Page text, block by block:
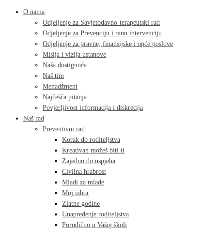
O nama
Odjeljenje za Savjetodavno-terapeutski rad
Odjeljenje za Prevenciju i ranu intervenciju
Odjeljenje za pravne, finansijske i opće poslove
Misija i vizija ustanove
Naša dostignuća
Naš tim
Menadžment
Najčešća pitanja
Povjerljivost informacija i diskrecija
Naš rad
Preventivni rad
Korak do roditeljstva
Kreativan možeš biti ti
Zajedno do uspjeha
Civilna hrabrost
Mladi za mlade
Moj izbor
Zlatne godine
Unapređenje roditeljstva
Porodično u Vašoj školi